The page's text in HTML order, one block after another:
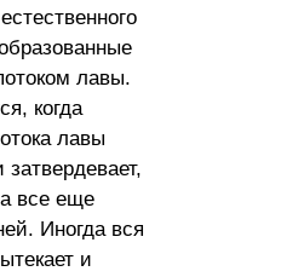
лавы.
когда
лавы
все еще
Иногда вся
и